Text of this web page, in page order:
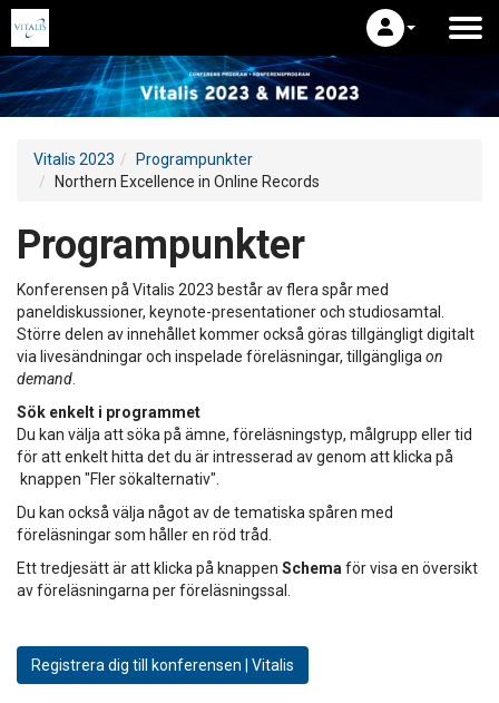
Vitalis 2023
Programpunkter
Northern Excellence in Online Records
Programpunkter
Konferensen på Vitalis 2023 består av flera spår med
paneldiskussioner, keynote-presentationer och studiosamtal.
Större delen av innehållet kommer också göras tillgängligt digitalt
via livesändningar och inspelade föreläsningar, tillgängliga on
demand
Sök enkelt i programmet
Du kan välja att söka på ämne, föreläsningstyp, målgrupp eller tid
för att enkelt hitta det du är intresserad av genom att klicka på
knappen "Fler sökalternativ".
Du kan också välja något av de tematiska spåren med
föreläsningar som håller en röd tråd.
Ett tredjesätt är att klicka på knappen Schema för visa en översikt
av föreläsningarna per föreläsningssal.
Registrera dig till konferensen | Vitalis